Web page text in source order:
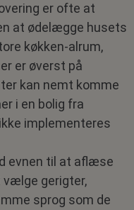
er ofte at
at ødelægge husets
køkken-alrum,
er øverst på
kan nemt komme
i en bolig fra
ikke implementeres
evnen til at aflæse
vælge gerigter,
sprog som de